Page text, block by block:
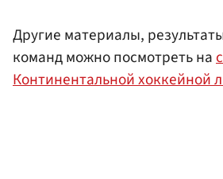
Другие материалы,
команд можно посмотреть на
Континентальной хоккейной